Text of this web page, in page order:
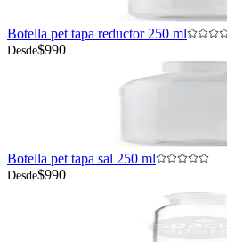
Botella pet tapa reductor 250 ml
Desde$990
Botella pet tapa sal 250 ml
Desde$990